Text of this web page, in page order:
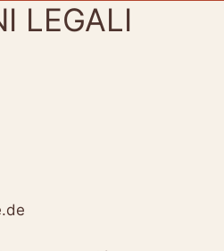
LEGALI